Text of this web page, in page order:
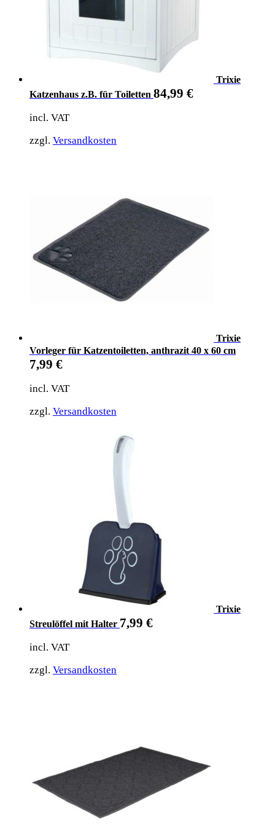
Trixie
Katzenhaus z.B. für Toiletten 84,99 €
incl. VAT
zzgl. Versandkosten
Trixie
Vorleger für Katzentoiletten, anthrazit 40 x 60 cm
7,99 €
incl. VAT
zzgl. Versandkosten
Trixie
Streulöffel mit Halter 7,99 €
incl. VAT
zzgl. Versandkosten